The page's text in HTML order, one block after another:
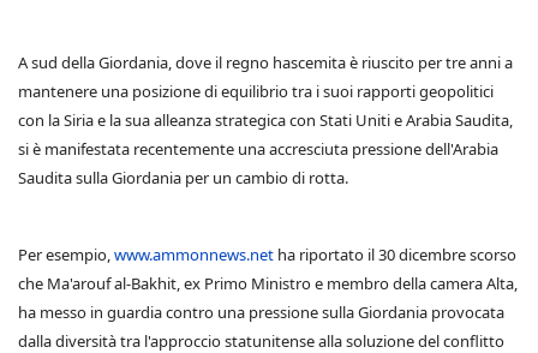
A sud della Giordania, dove il regno hascemita è riuscito per tre anni a
mantenere una posizione di equilibrio tra i suoi rapporti geopolitici
con la Siria e la sua alleanza strategica con Stati Uniti e Arabia Saudita,
si è manifestata recentemente una accresciuta pressione dell'Arabia
Saudita sulla Giordania per un cambio di rotta.
Per esempio,www.ammonnews.net ha riportato il 30 dicembre scorso
che Ma'arouf al-Bakhit, ex Primo Ministro e membro della camera Alta,
ha messo in guardia contro una pressione sulla Giordania provocata
dalla diversità tra l'approccio statunitense alla soluzione del conflitto